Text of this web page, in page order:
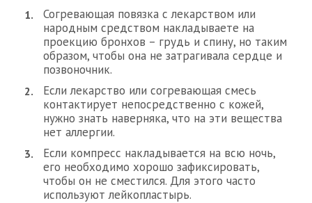
Согревающая повязка с лекарством или
народным средством накладываете на
проекцию бронхов – грудь и спину, но таким
образом, чтобы она не затрагивала сердце и
позвоночник.
Если лекарство или согревающая смесь
контактирует непосредственно с кожей,
нужно знать наверняка, что на эти вещества
нет аллергии.
Если компресс накладывается на всю ночь,
его необходимо хорошо зафиксировать,
чтобы он не сместился. Для этого часто
используют лейкопластырь.